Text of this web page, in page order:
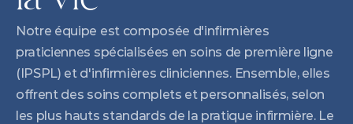
Notre équipe est composée d'infirmières
praticiennes spécialisées en soins de première ligne
(IPSPL) et d'infirmières cliniciennes. Ensemble, elles
offrent des soins complets et personnalisés, selon
les plus hauts standards de la pratique infirmière. Le